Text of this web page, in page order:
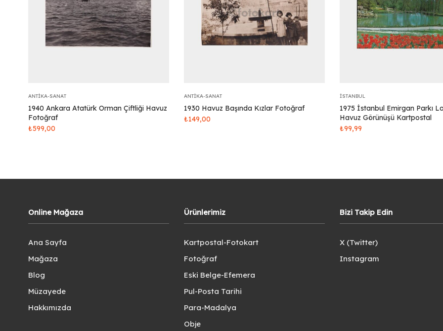
ANTIKA-SANAT
1940 Ankara Atatürk Orman Çiftliği Havuz
Fotoğraf
₺599,00
ANTIKA-SANAT
1930 Havuz Başında Kızlar Fotoğraf
₺149,00
İSTANBUL
1975 İstanbul Emirgan Parkı
Havuz Görünüşü Kartpostal
₺99,99
Online Mağaza
Ana Sayfa
Mağaza
Blog
Müzayede
Hakkımızda
Ürünlerimiz
Kartpostal-Fotokart
Fotoğraf
Eski Belge-Efemera
Pul-Posta Tarihi
Para-Madalya
Obje
Bizi Takip Edin
X (Twitter)
Instagram